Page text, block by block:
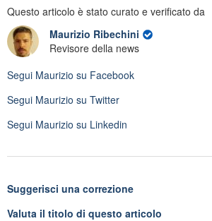
Questo articolo è stato curato e verificato da
Maurizio Ribechini
Revisore della news
Segui Maurizio su Facebook
Segui Maurizio su Twitter
Segui Maurizio su Linkedin
Suggerisci una correzione
Valuta il titolo di questo articolo